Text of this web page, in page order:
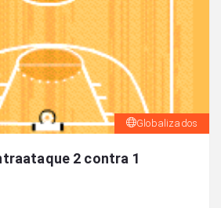
Globalizados
2 contra 1